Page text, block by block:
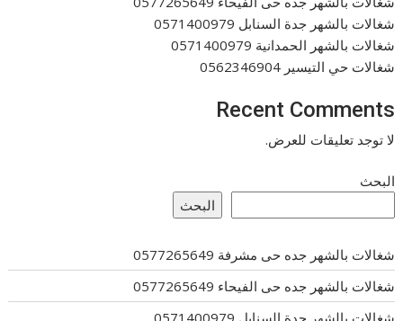
شغالات بالشهر جدة السنابل 0571400979
شغالات بالشهر الحمدانية 0571400979
شغالات حي التيسير 0562346904
Recent Comments
لا توجد تعليقات للعرض.
البحث
البحث
شغالات بالشهر جده حى مشرفة 0577265649
شغالات بالشهر جده حى الفيحاء 0577265649
شغالات بالشهر جدة السنابل 0571400979